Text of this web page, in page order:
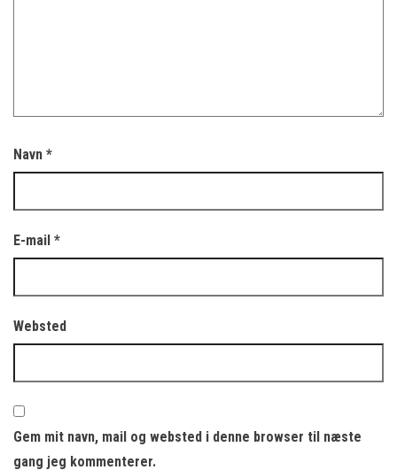
Navn *
E-mail *
Websted
Gem mit navn, mail og websted i denne browser til næste
gang jeg kommenterer.